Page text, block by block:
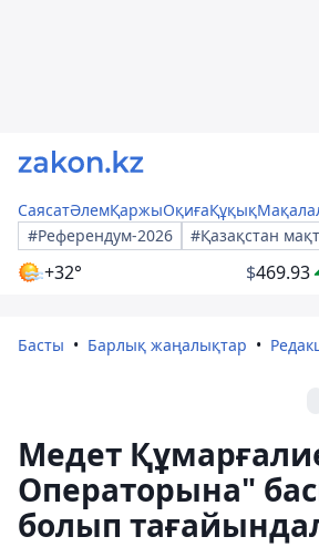
СаясатӘлемҚаржыОқиғаҚұқық
#Референдум-2026
#Қазақстан
+32° $469.93
Басты Барлық жаңалықтар
Медет
Операторына"
болып